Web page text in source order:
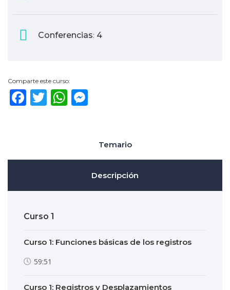
Conferencias: 4
Comparte este curso:
Facebook
TwitterWhatsApp
Temario
Descripción
Curso 1
Curso 1: Funciones básicas de los registros
59:51
Curso 1: Registros y Desplazamientos